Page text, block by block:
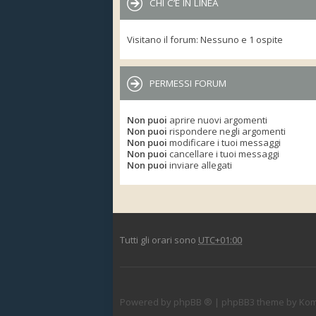
CHI C’È IN LINEA
Visitano il forum: Nessuno e 1 ospite
PERMESSI FORUM
Non puoi aprire nuovi argomenti
Non puoi rispondere negli argomenti
Non puoi modificare i tuoi messaggi
Non puoi cancellare i tuoi messaggi
Non puoi inviare allegati
Tutti gli orari sono UTC+01:00
Powered by phpBB ® | phpBB3 theme by